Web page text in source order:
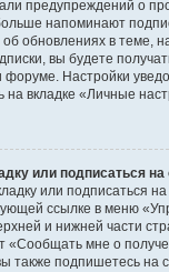
предупреждений о
напоминают
обновлениях в теме,
вы будете
Настройки
на вкладке «Личные
или подписаться
или подписаться
ссылке в меню
и нижней части
«Сообщать мне о
также подпишетесь на